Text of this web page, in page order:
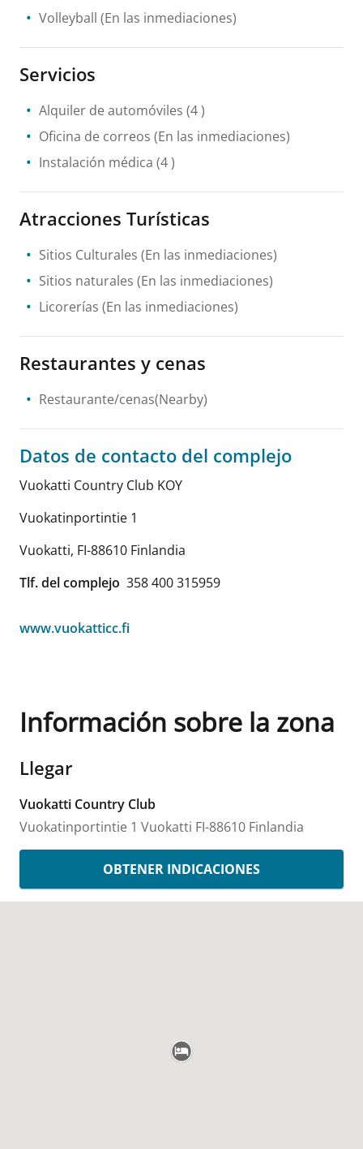
Volleyball (En las inmediaciones)
Servicios
Alquiler de automóviles (4 )
Oficina de correos (En las inmediaciones)
Instalación médica (4 )
Atracciones Turísticas
Sitios Culturales (En las inmediaciones)
Sitios naturales (En las inmediaciones)
Licorerías (En las inmediaciones)
Restaurantes y cenas
Restaurante/cenas(Nearby)
Datos de contacto del complejo
Vuokatti Country Club KOY
Vuokatinportintie 1
Vuokatti, FI-88610 Finlandia
Tlf. del complejo 358 400 315959
www.vuokatticc.fi
Información sobre la zona
Llegar
Vuokatti Country Club
Vuokatinportintie 1 Vuokatti FI-88610 Finlandia
OBTENER INDICACIONES